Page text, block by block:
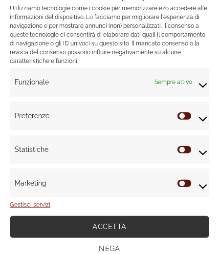
Utilizziamo tecnologie come i cookie per memorizzare e/o accedere alle
informazioni del dispositivo. Lo facciamo per migliorare l'esperienza di
navigazione e per mostrare annunci (non) personalizzati. Il consenso a
queste tecnologie ci consentirà di elaborare dati quali il comportamento
di navigazione o gli ID univoci su questo sito. Il mancato consenso o la
revoca del consenso possono influire negativamente su alcune
caratteristiche e funzioni.
Funzionale Sempre attivo
Preferenze
Statistiche
Marketing
Gestisci servizi
ACCETTA
NEGA